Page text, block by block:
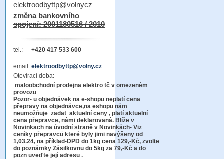
elektroodbyttp@volnycz
změna bankovního
spojení: 2001180516 / 2010
tel.: +420 417 533 600
email: elektroodbyttp@volny.cz
Otevírací doba:
maloobchodní prodejna elektro tč v omezeném
provozu
Pozor- u objednávek na e-shopu neplatí cena
přepravy na objednávce,na eshopu nám
neumožňuje zadat aktuelní ceny , platí aktuelní
cena přepravce, námi deklarovaná. Blíže v
Novinkach na úvodní straně v Novinkách- Viz
ceníky přepravců které byly jimi navýšeny od
1,03.24, na příklad-DPD do 1kg cena 129,-Kč, zvolte
do poznámky Zásilkovnu do 5kg za 79,-Kč a do
pozn uveďte její adresu .